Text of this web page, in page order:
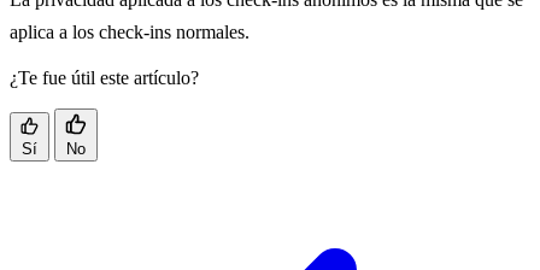
aplica a los check-ins normales.
¿Te fue útil este artículo?
Sí No